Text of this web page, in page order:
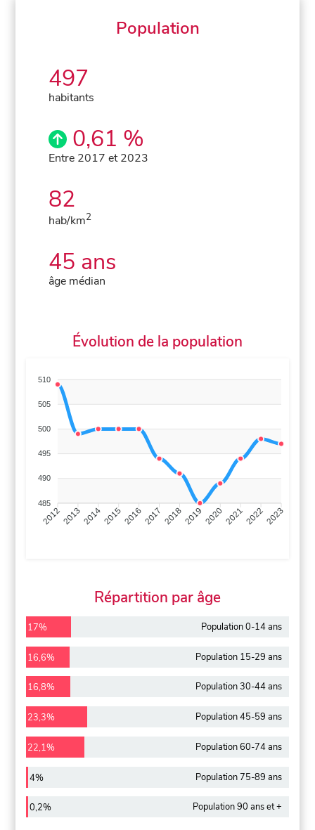
Population
497
habitants
0,61 %
Entre 2017 et 2023
82
hab/km2
45 ans
âge médian
Évolution de la population
510
505
500
495
490
485
201220132014201520162017 20182019 2020202120222023
Répartition par âge
17% Population 0-14 ans
16,6% Population 15-29 ans
16,8% Population 30-44 ans
23,3% Population 45-59 ans
22,1% Population 60-74 ans
4% Population 75-89 ans
0,2% Population 90 ans et +